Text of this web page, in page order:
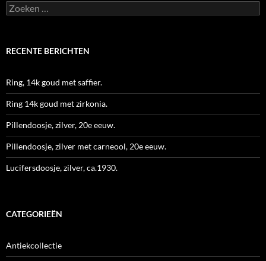
Zoeken
naar:
RECENTE BERICHTEN
Ring, 14k goud met saffier.
Ring 14k goud met zirkonia.
Pillendoosje, zilver, 20e eeuw.
Pillendoosje, zilver met carneool, 20e eeuw.
Lucifersdoosje, zilver, ca.1930.
CATEGORIEËN
Antiekcollectie